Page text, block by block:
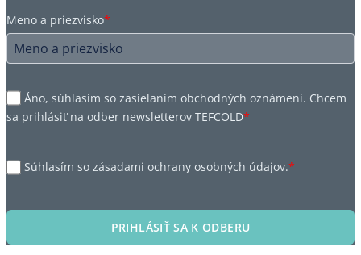
Meno a priezvisko*
Áno, súhlasím so zasielaním obchodných oznámeni. Chcem
sa prihlásiť na odber newsletterov TEFCOLD*
Súhlasím so zásadami ochrany osobných údajov.*
PRIHLÁSIŤ SA K ODBERU